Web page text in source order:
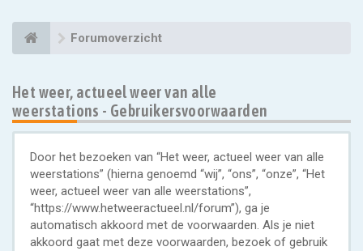
Forumoverzicht
Het weer, actueel weer van alle
weerstations - Gebruikersvoorwaarden
Door het bezoeken van “Het weer, actueel weer van alle
weerstations” (hierna genoemd “wij”, “ons”, “onze”, “Het
weer, actueel weer van alle weerstations”,
“https://www.hetweeractueel.nl/forum”), ga je
automatisch akkoord met de voorwaarden. Als je niet
akkoord gaat met deze voorwaarden, bezoek of gebruik